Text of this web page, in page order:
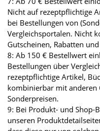
Nicht auf rezeptpflichtige
bei Bestellungen von
Vergleichsportalen. Nicht
Gutscheinen, Rabatten
8: Ab 150 € Bestellwert
Bestellungen über
rezeptpflichtige Artikel,
kombinierbar mit anderen
Sonderpreisen.
9: Bei Produkt- und Shop-
unseren